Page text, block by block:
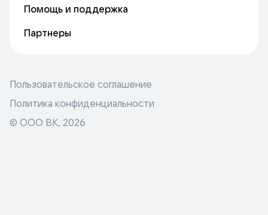
Помощь и поддержка
Партнеры
Пользовательское соглашение
Политика конфиденциальности
© ООО ВК, 2026